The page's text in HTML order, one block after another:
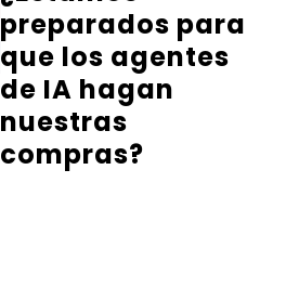
preparados para
que los agentes
de IA hagan
nuestras
compras?